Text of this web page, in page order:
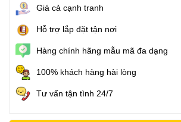
Giá cả cạnh tranh
Hỗ trợ lắp đặt tận nơi
Hàng chính hãng mẫu mã đa dạng
100% khách hàng hài lòng
Tư vấn tận tình 24/7